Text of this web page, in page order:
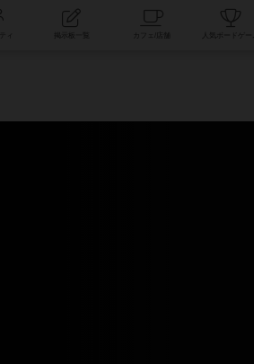
コミュニティ